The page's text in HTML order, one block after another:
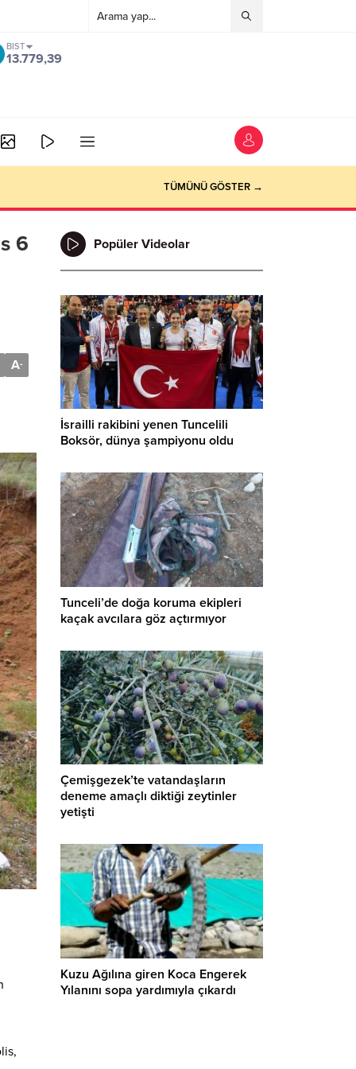
BIST
13.779,39
TÜMÜNÜ GÖSTER →
6
A-
Popüler Videolar
İsrailli rakibini yenen Tuncelili
Boksör, dünya şampiyonu oldu
Tunceli’de doğa koruma ekipleri
kaçak avcılara göz açtırmıyor
Çemişgezek’te vatandaşların
deneme amaçlı diktiği zeytinler
yetişti
Kuzu Ağılına giren Koca Engerek
Yılanını sopa yardımıyla çıkardı